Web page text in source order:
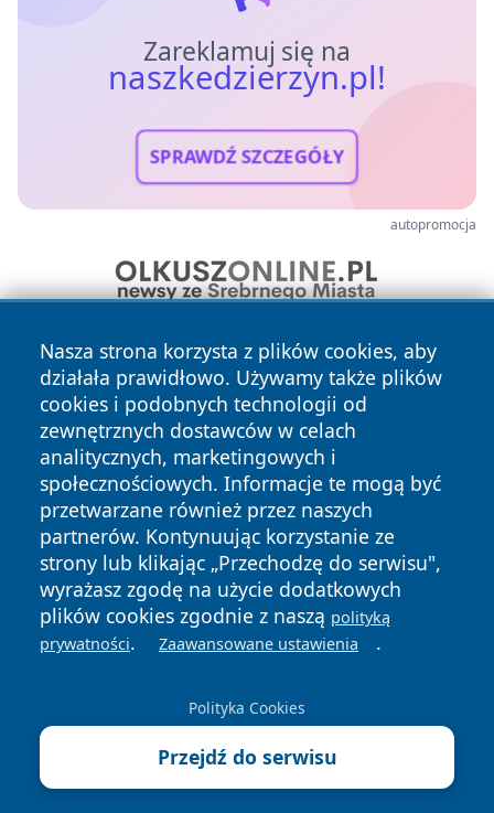
Zareklamuj się na
naszkedzierzyn.pl!
SPRAWDŹ SZCZEGÓŁY
autopromocja
Nasza strona korzysta z plików cookies, aby
działała prawidłowo. Używamy także plików
cookies i podobnych technologii od
zewnętrznych dostawców w celach
analitycznych, marketingowych i
społecznościowych. Informacje te mogą być
przetwarzane również przez naszych
partnerów. Kontynuując korzystanie ze
strony lub klikając „Przechodzę do serwisu",
wyrażasz zgodę na użycie dodatkowych
plików cookies zgodnie z naszą polityką
prywatności. Zaawansowane ustawienia .
Polityka Cookies
Przejdź do serwisu
Copyright © 2026 naszkedzierzyn.pl Wszystkie prawa
zastrzeżone.
News Autorzy
Polityka
Prywatności
Polityka
Cookies